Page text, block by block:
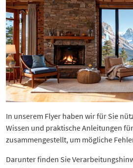
In unserem Flyer haben wir für Sie
Wissen und praktische Anleitungen
zusammengestellt, um mögliche
Darunter finden Sie